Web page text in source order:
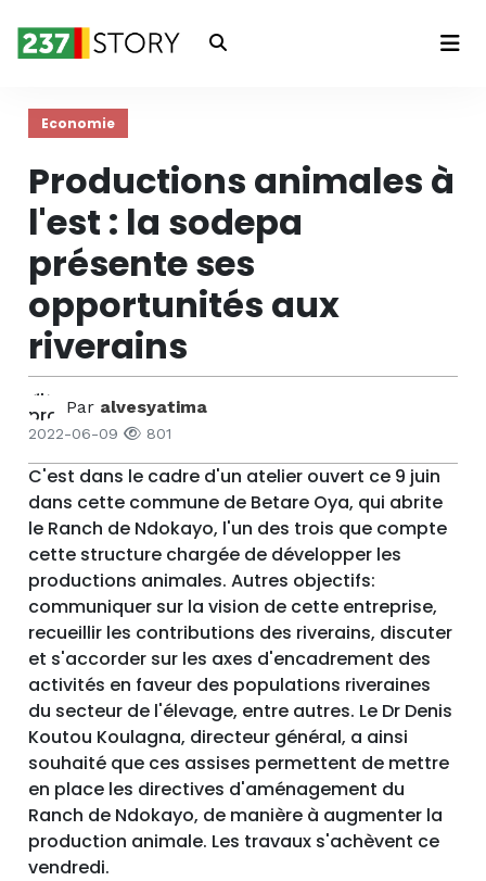
Connexion
Economie
Productions animales à
l'est : la sodepa
présente ses
opportunités aux
riverains
Par alvesyatima
2022-06-09 801
C'est dans le cadre d'un atelier ouvert ce 9 juin
dans cette commune de Betare Oya, qui abrite
le Ranch de Ndokayo, l'un des trois que compte
cette structure chargée de développer les
productions animales. Autres objectifs:
communiquer sur la vision de cette entreprise,
recueillir les contributions des riverains, discuter
et s'accorder sur les axes d'encadrement des
activités en faveur des populations riveraines
du secteur de l'élevage, entre autres. Le Dr Denis
Koutou Koulagna, directeur général, a ainsi
souhaité que ces assises permettent de mettre
en place les directives d'aménagement du
Ranch de Ndokayo, de manière à augmenter la
production animale. Les travaux s'achèvent ce
vendredi.